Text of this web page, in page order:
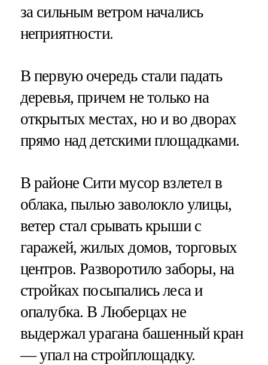
за сильным ветром начались
неприятности.
В первую очередь стали падать
деревья, причем не только на
открытых местах, но и во дворах
прямо над детскими площадками.
В районе Сити мусор взлетел в
облака, пылью заволокло улицы,
ветер стал срывать крыши с
гаражей, жилых домов, торговых
центров. Разворотило заборы, на
стройках посыпались леса и
опалубка. В Люберцах не
выдержал урагана башенный кран
— упал на стройплощадку.